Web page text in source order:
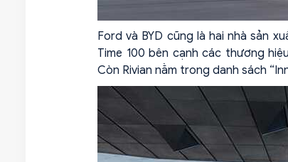
Ford và BYD cũng là hai nhà sản
Time 100 bên cạnh các thương
Còn Rivian nằm trong danh sách